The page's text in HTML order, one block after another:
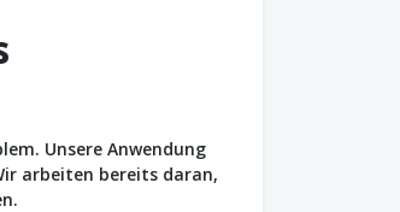
Unsere Anwendung
arbeiten bereits daran,